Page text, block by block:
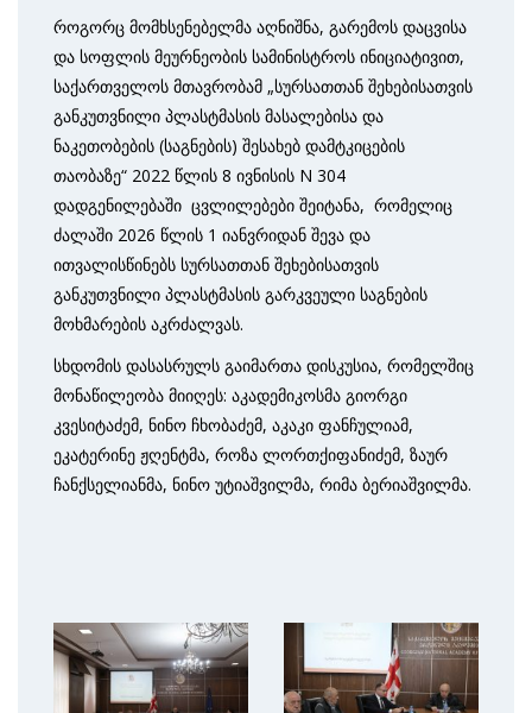
როგორც მომხსენებელმა აღნიშნა, გარემოს დაცვისა
და სოფლის მეურნეობის სამინისტროს ინიციატივით,
საქართველოს მთავრობამ „სურსათთან შეხებისათვის
განკუთვნილი პლასტმასის მასალებისა და
ნაკეთობების (საგნების) შესახებ დამტკიცების
თაობაზე“ 2022 წლის 8 ივნისის N 304
დადგენილებაში ცვლილებები შეიტანა, რომელიც
ძალაში 2026 წლის 1 იანვრიდან შევა და
ითვალისწინებს სურსათთან შეხებისათვის
განკუთვნილი პლასტმასის გარკვეული საგნების
მოხმარების აკრძალვას.
სხდომის დასასრულს გაიმართა დისკუსია, რომელშიც
მონაწილეობა მიიღეს: აკადემიკოსმა გიორგი
კვესიტაძემ, ნინო ჩხობაძემ, აკაკი ფანჩულიამ,
ეკატერინე ჟღენტმა, როზა ლორთქიფანიძემ, ზაურ
ჩანქსელიანმა, ნინო უტიაშვილმა, რიმა ბერიაშვილმა.